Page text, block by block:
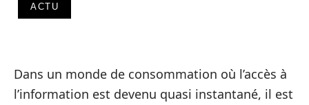
ACTU
Dans un monde de consommation où l’accès à
l’information est devenu quasi instantané, il est